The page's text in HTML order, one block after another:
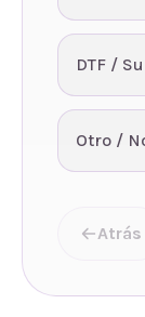
DTF /
Otro /
Atrás